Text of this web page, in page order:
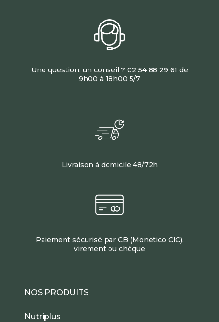
Une question, un conseil ? 02 54 88 29 61 de
9h00 à 18h00 5/7
Livraison à domicile 48/72h
Paiement sécurisé par CB (Monetico CIC),
virement ou chèque
NOS PRODUITS
Nutriplus